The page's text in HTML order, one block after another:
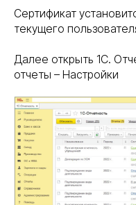
Сертификат
текущего
Далее открыть 1С.
отчеты – Настройки